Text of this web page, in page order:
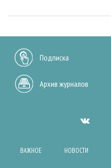
Подписка
Архив журналов
ВАЖНОЕ НОВОСТИ